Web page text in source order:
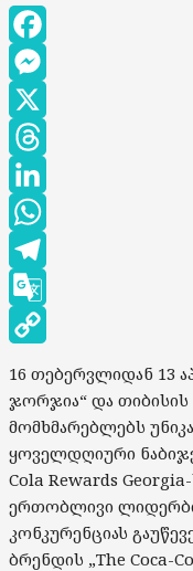
Facebook
Messenger
X
Threads
LinkedIn
WhatsApp
Telegram
Google
Link
16 თებერვლიდან 13
ჯორჯია“ და თიბისის
მომხმარებლებს
ყოველდღიური
Cola Rewards
ერთობლივი
კონკურენციას
ბრენდის „The Coca-